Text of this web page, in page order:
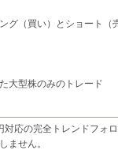
グ（買い）とショート
大型株のみのトレード
応の完全トレンドフォロ
ません。